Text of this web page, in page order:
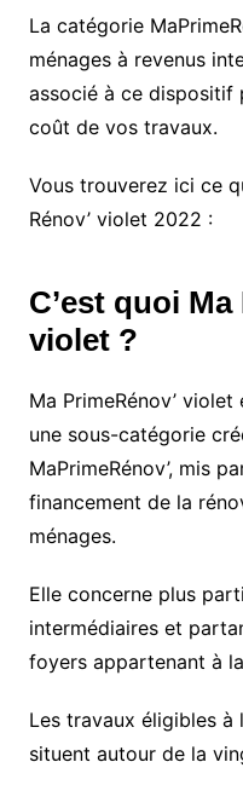
La catégorie
ménages à revenus
associé à ce dispositif
coût de vos travaux.
Vous trouverez ici ce
Rénov’ violet 2022 :
C’est quoi Ma
violet ?
Ma PrimeRénov’
une sous-catégorie
MaPrimeRénov’, mis
financement de la
ménages.
Elle concerne plus
intermédiaires et
foyers appartenant à
Les travaux éligibles à
situent autour de la